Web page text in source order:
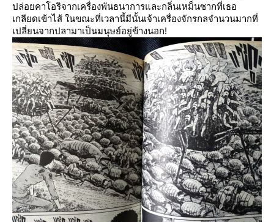
ปล่อยคาโอริจากเครื่องพันธนาการและกลิ่นเหม็นซากที่เธอ
เกลียดเข้าไส้ ในขณะที่เวลานี้มีนั้นเจ้าเครื่องจักรกลจำนวนมากที่
เปลี่ยนจากปลามาเป็นมนุษย์อยู่ข้างนอก!